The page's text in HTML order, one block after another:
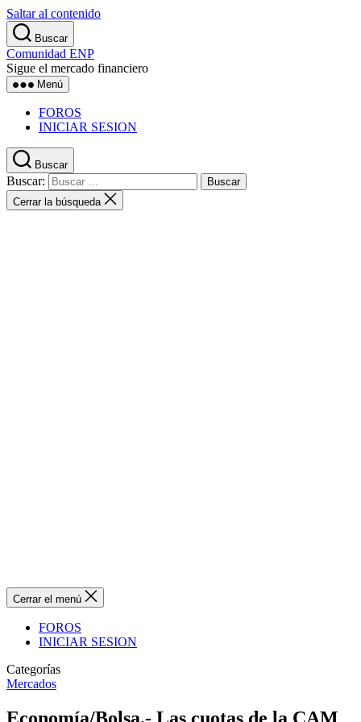
Saltar al contenido
Buscar
Comunidad ENP
Sigue el mercado financiero
Menú
FOROS
INICIAR SESION
Buscar
Buscar:
Cerrar la búsqueda
Cerrar el menú
FOROS
INICIAR SESION
Categorías
Mercados